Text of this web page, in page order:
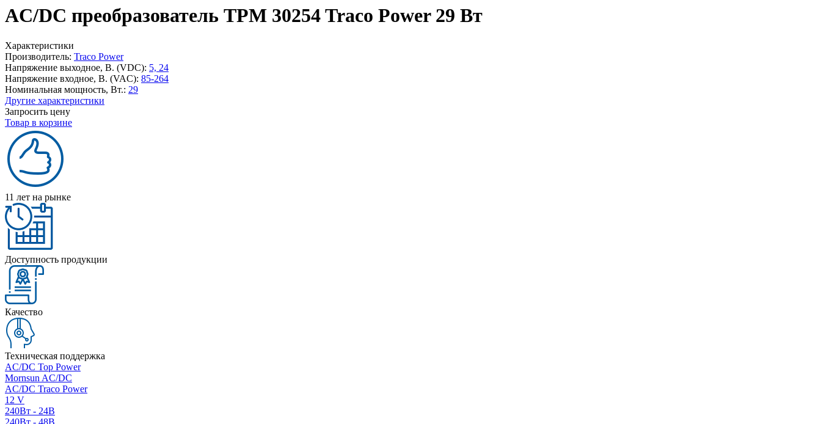
AC/DC преобразователь TPM 30254 Traco Power 29 Вт
Характеристики
Производитель: Traco Power
Напряжение выходное, В. (VDC): 5, 24
Напряжение входное, В. (VAC): 85-264
Номинальная мощность, Вт.: 29
Другие характеристики
Запросить цену
Товар в корзине
11 лет на рынке
Доступность продукции
Качество
Техническая поддержка
AC/DC Top Power
Mornsun AC/DC
AC/DC Traco Power
12 V
240Вт - 24В
240Вт - 48В